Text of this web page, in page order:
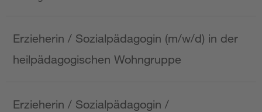
Erzieherin / Sozialpädagogin (m/w/d) in der
heilpädagogischen Wohngruppe
Erzieherin / Sozialpädagogin /